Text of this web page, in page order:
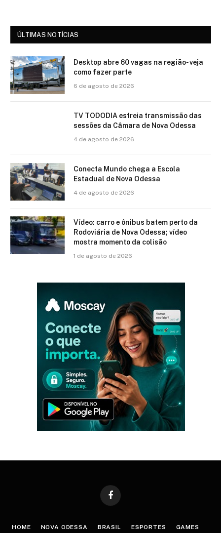
ÚLTIMAS NOTÍCIAS
Desktop abre 60 vagas na região- veja
como fazer parte
6 de agosto de 2026
TV TODODIA estreia transmissão das
sessões da Câmara de Nova Odessa
4 de agosto de 2026
Conecta Mundo chega a Escola
Estadual de Nova Odessa
4 de agosto de 2026
Vídeo: carro e ônibus batem perto da
Rodoviária de Nova Odessa; vídeo
mostra momento da colisão
1 de agosto de 2026
Facebook
HOME NOVA ODESSA BRASIL ESPORTES GAMES